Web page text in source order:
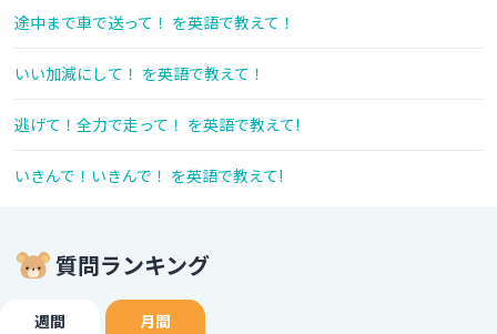
途中まで車で送って！ を英語で教えて！
いい加減にして！ を英語で教えて！
逃げて！全力で走って！ を英語で教えて!
いきんで！いきんで！ を英語で教えて!
質問ランキング
週間 月間